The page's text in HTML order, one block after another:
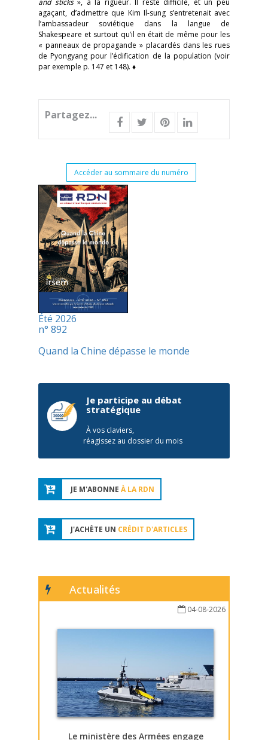
and sticks», à la rigueur. Il reste difficile, et un peu
agaçant, d’admettre que Kim Il-sung s’entretenait avec
l’ambassadeur soviétique dans la langue de
Shakespeare et surtout qu’il en était de même pour les
« panneaux de propagande » placardés dans les rues
de Pyongyang pour l’édification de la population (voir
par exemple p. 147 et 148). ♦
Partagez...
Accéder au sommaire du numéro
Été 2026
n° 892
Quand la Chine dépasse le monde
Je participe au débat
stratégique
À vos claviers,
réagissez au dossier du mois
JE M'ABONNE À LA RDN
J'ACHÈTE UN CRÉDIT D'ARTICLES
Actualités
04-08-2026
Le ministère des Armées engage